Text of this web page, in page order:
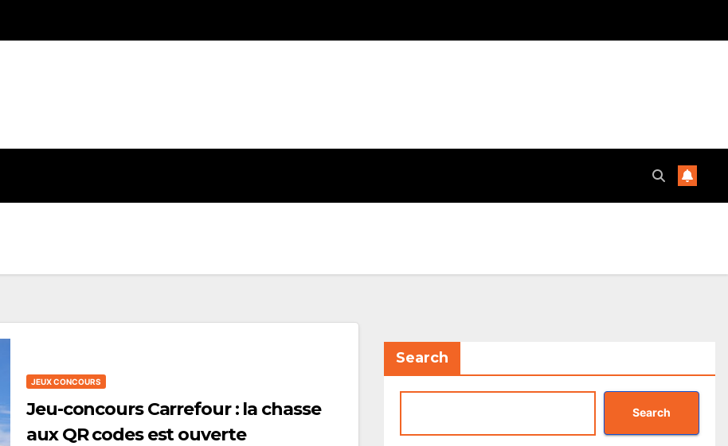
JEUX CONCOURS
Jeu-concours Carrefour : la chasse
aux QR codes est ouverte
Search
Search